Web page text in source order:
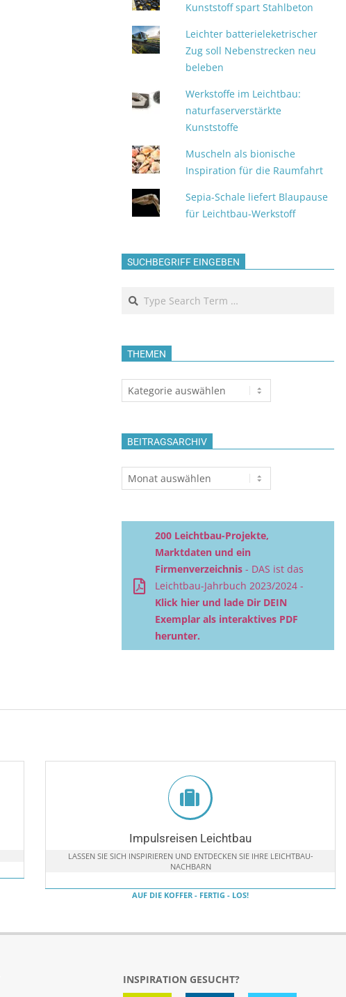
Kunststoff spart Stahlbeton
Leichter batterieleketrischer
Zug soll Nebenstrecken neu
beleben
Werkstoffe im Leichtbau:
naturfaserverstärkte
Kunststoffe
Muscheln als bionische
Inspiration für die Raumfahrt
Sepia-Schale liefert Blaupause
für Leichtbau-Werkstoff
SUCHBEGRIFF EINGEBEN
Search
THEMEN
Themen
BEITRAGSARCHIV
Beitragsarchiv
200 Leichtbau-Projekte,
Marktdaten und ein
Firmenverzeichnis - DAS ist das
Leichtbau-Jahrbuch 2023/2024 -
Klick hier und lade Dir DEIN
Exemplar als interaktives PDF
herunter.
Impulsreisen Leichtbau
LASSEN SIE SICH INSPIRIEREN UND ENTDECKEN SIE IHRE LEICHTBAU-
NACHBARN
AUF DIE KOFFER - FERTIG - LOS!
INSPIRATION GESUCHT?